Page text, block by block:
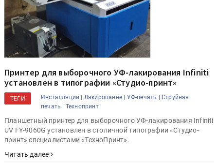
Принтер для выборочного УФ-лакирования Infiniti
установлен в типографии «Студио-принт»
ТЕГИ Инсталляции | Лакирование | УФ-печать | Струйная
печать | Технопринт |
Планшетный принтер для выборочного УФ-лакирования Infiniti
UV FY-9060G установлен в столичной типографии «Студио-
принт» специалистами «ТехноПринт».
Читать далее